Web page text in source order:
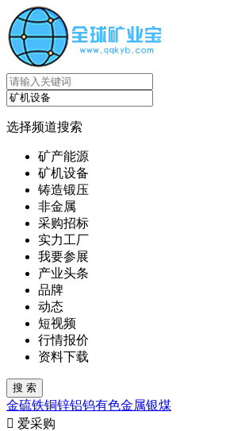
选择频道搜索
矿产能源
矿机设备
铸造锻压
非金属
采购招标
实力工厂
我要参展
产业头条
品牌
动态
短视频
行情报价
资料下载
金硫铁铜锌铝钨有色金属银煤
 爱采购